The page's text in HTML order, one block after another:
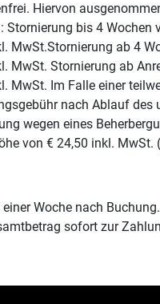
Hiervon
bis 4
MwSt.Stornierung ab 4
MwSt. Stornierung ab
MwSt. Im Falle einer
nach Ablauf
wegen eines
von € 24,50 inkl. MwSt.
Woche nach
sofort zur